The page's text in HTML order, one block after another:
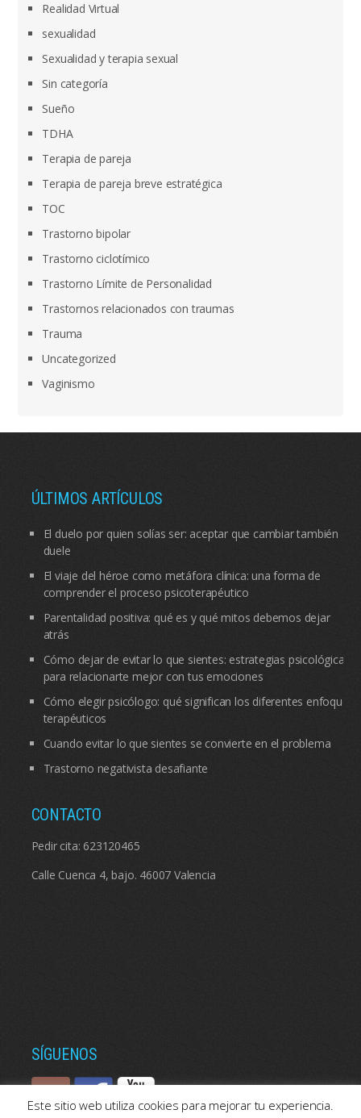
Realidad Virtual
sexualidad
Sexualidad y terapia sexual
Sin categoría
Sueño
TDHA
Terapia de pareja
Terapia de pareja breve estratégica
TOC
Trastorno bipolar
Trastorno ciclotímico
Trastorno Límite de Personalidad
Trastornos relacionados con traumas
Trauma
Uncategorized
Vaginismo
ÚLTIMOS ARTÍCULOS
El duelo por quien solías ser: aceptar que cambiar también
duele
El viaje del héroe como metáfora clínica: una forma de
comprender el proceso psicoterapéutico
Parentalidad positiva: qué es y qué mitos debemos dejar
atrás
Cómo dejar de evitar lo que sientes: estrategias psicológicas
para relacionarte mejor con tus emociones
Cómo elegir psicólogo: qué significan los diferentes enfoques
terapéuticos
Cuando evitar lo que sientes se convierte en el problema
Trastorno negativista desafiante
CONTACTO
Pedir cita: 623120465
Calle Cuenca 4, bajo. 46007 Valencia
SÍGUENOS
Este sitio web utiliza cookies para mejorar tu experiencia.